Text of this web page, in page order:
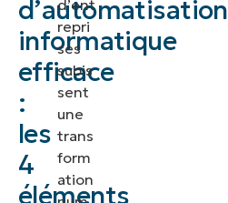
d’automatisation
informatique
efficace
:
les
4
éléments
efficaces ?
4 éléments pour
créer une
efficace
d’ent
repri
ses
subis
sent
une
trans
form
ation